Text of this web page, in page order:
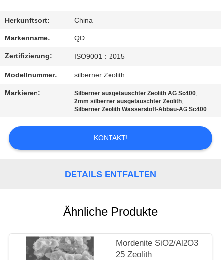
MIT
UNS
IN
VERBINDUNG
NACHRICHTEN
FÄLLE
Herkunftsort: China
Markenname: QD
Zertifizierung: ISO9001：2015
Modellnummer: silberner Zeolith
Markieren: Silberner ausgetauschter Zeolith AG Sc400,
2mm silberner ausgetauschter Zeolith,
Silberner Zeolith Wasserstoff-Abbau-AG Sc400
KONTAKT!
DETAILS ENTFALTEN
Ähnliche Produkte
Mordenite SiO2/Al2O3
25 Zeolith